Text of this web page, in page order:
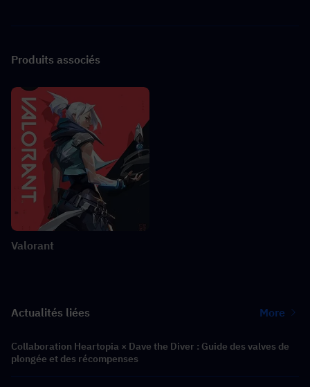
Produits associés
Valorant
Actualités liées More
Collaboration Heartopia × Dave the Diver : Guide des valves de
plongée et des récompenses